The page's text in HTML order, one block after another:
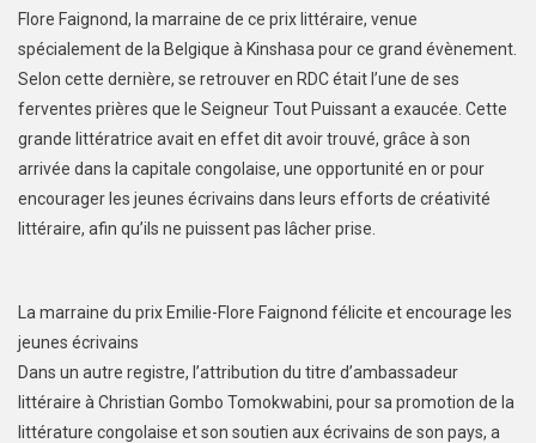
Flore Faignond, la marraine de ce prix littéraire, venue
spécialement de la Belgique à Kinshasa pour ce grand évènement.
Selon cette dernière, se retrouver en RDC était l’une de ses
ferventes prières que le Seigneur Tout Puissant a exaucée. Cette
grande littératrice avait en effet dit avoir trouvé, grâce à son
arrivée dans la capitale congolaise, une opportunité en or pour
encourager les jeunes écrivains dans leurs efforts de créativité
littéraire, afin qu’ils ne puissent pas lâcher prise.
La marraine du prix Emilie-Flore Faignond félicite et encourage les
jeunes écrivains
Dans un autre registre, l’attribution du titre d’ambassadeur
littéraire à Christian Gombo Tomokwabini, pour sa promotion de la
littérature congolaise et son soutien aux écrivains de son pays, a